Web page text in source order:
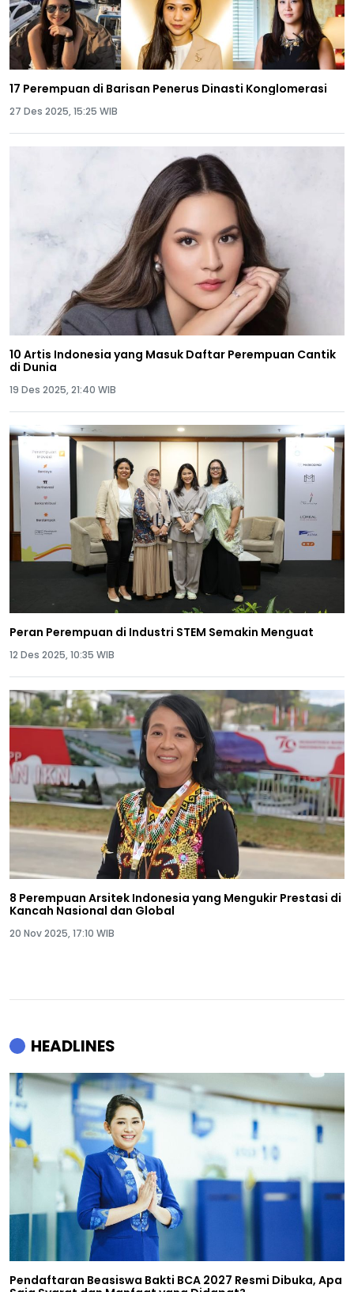
17 Perempuan di Barisan Penerus Dinasti Konglomerasi
27 Des 2025, 15:25 WIB
10 Artis Indonesia yang Masuk Daftar Perempuan Cantik
di Dunia
19 Des 2025, 21:40 WIB
Peran Perempuan di Industri STEM Semakin Menguat
12 Des 2025, 10:35 WIB
8 Perempuan Arsitek Indonesia yang Mengukir Prestasi di
Kancah Nasional dan Global
20 Nov 2025, 17:10 WIB
HEADLINES
Pendaftaran Beasiswa Bakti BCA 2027 Resmi Dibuka, Apa